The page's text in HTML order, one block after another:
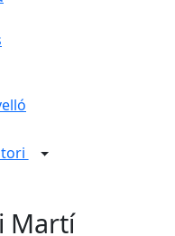
Martí